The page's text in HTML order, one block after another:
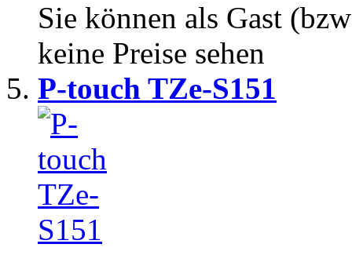
Sie können als Gast
keine Preise sehen
P-touch TZe-S151